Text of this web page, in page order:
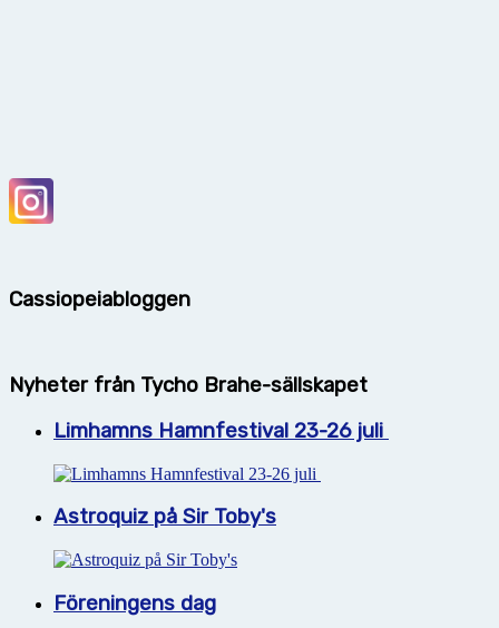
Cassiopeiabloggen
Nyheter från Tycho Brahe-sällskapet
Limhamns Hamnfestival 23-26 juli
Astroquiz på Sir Toby's
Föreningens dag